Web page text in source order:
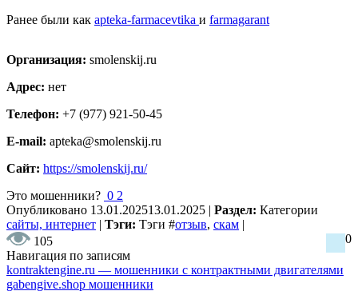
Ранее были как apteka-farmacevtika и farmagarant
Организация: smolenskij.ru
Адрес: нет
Телефон: +7 (977) 921-50-45
E-mail: apteka@smolenskij.ru
Сайт: https://smolenskij.ru/
Это мошенники? 0 2
Опубликовано 13.01.202513.01.2025 | Раздел: Категории
сайты, интернет | Тэги: Тэги #отзыв, скам |
105
0
Навигация по записям
kontraktengine.ru — мошенники с контрактными двигателями
gabengive.shop мошенники